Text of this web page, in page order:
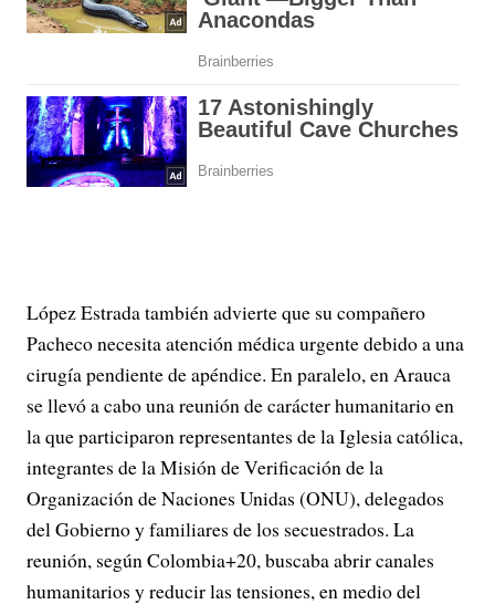
López Estrada también advierte que su compañero
Pacheco necesita atención médica urgente debido a una
cirugía pendiente de apéndice. En paralelo, en Arauca
se llevó a cabo una reunión de carácter humanitario en
la que participaron representantes de la Iglesia católica,
integrantes de la Misión de Verificación de la
Organización de Naciones Unidas (ONU), delegados
del Gobierno y familiares de los secuestrados. La
reunión, según Colombia+20, buscaba abrir canales
humanitarios y reducir las tensiones, en medio del